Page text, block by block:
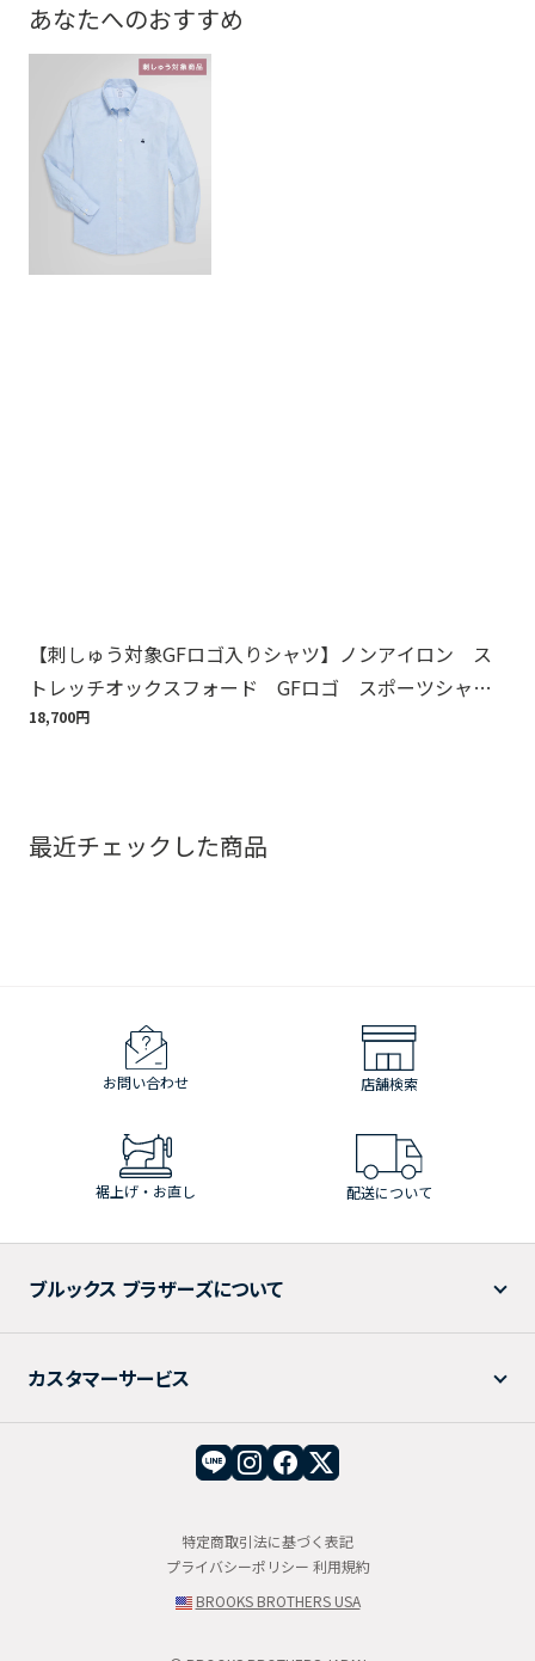
あなたへのおすすめ
【刺しゅう対象GFロゴ入りシャツ】ノンアイロン ス
トレッチオックスフォード GFロゴ スポーツシャ
ツ Regular Fit
18,700円
最近チェックした商品
お問い合わせ 店舗検索
裾上げ・お直し 配送について
ブルックス ブラザーズについて
カスタマーサービス
特定商取引法に基づく表記
プライバシーポリシー 利用規約
BROOKS BROTHERS USA